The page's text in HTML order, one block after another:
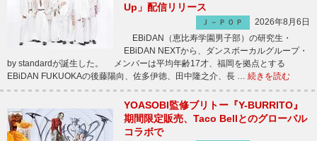
Up」配信リリース
Ｊ－ＰＯＰ
2026年8月6日
EBiDAN（恵比寿学園男子部）の研究生・
EBiDAN NEXTから、ダンスボーカルグループ・
by standardが誕生した。 メンバーは平均年齢17才、福岡を拠点とする
EBiDAN FUKUOKAの後藤陽向、佐多伊徳、田中隆之介、長 … 続きを読む
YOASOBI監修ブリトー『Y-BURRITO』
期間限定販売、Taco Bellとのグローバル
コラボで